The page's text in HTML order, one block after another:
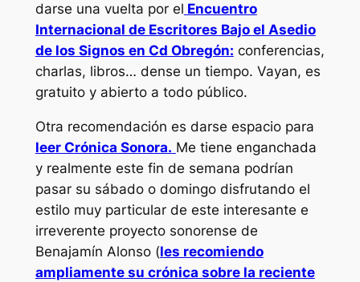
darse una vuelta por el Encuentro
Internacional de Escritores Bajo el Asedio
de los Signos en Cd Obregón: conferencias,
charlas, libros… dense un tiempo. Vayan, es
gratuito y abierto a todo público.
Otra recomendación es darse espacio para
leer Crónica Sonora. Me tiene enganchada
y realmente este fin de semana podrían
pasar su sábado o domingo disfrutando el
estilo muy particular de este interesante e
irreverente proyecto sonorense de
Benajamín Alonso (les recomiendo
ampliamente su crónica sobre la reciente